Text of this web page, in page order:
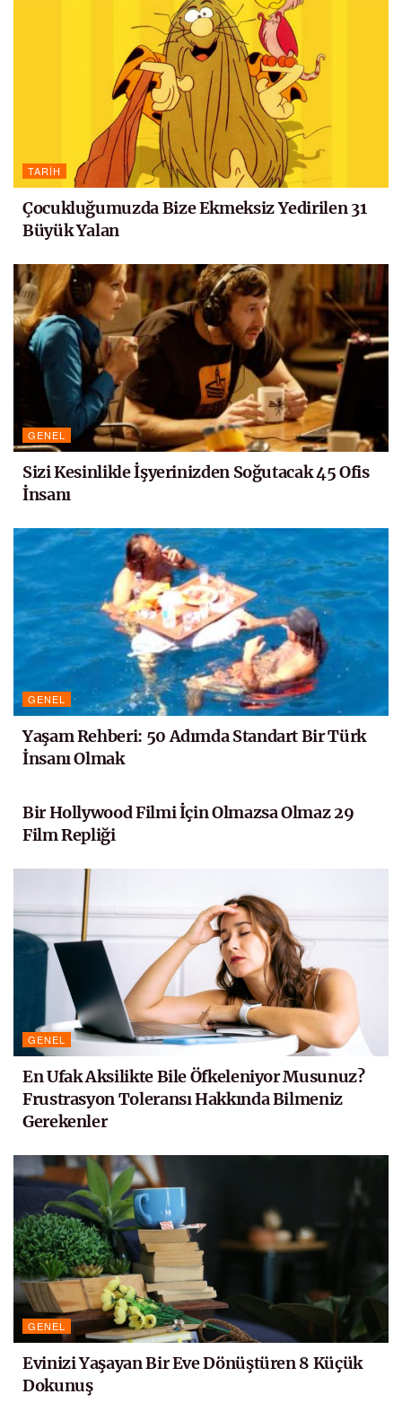
TARIH
Çocukluğumuzda Bize Ekmeksiz Yedirilen 31
Büyük Yalan
GENEL
Sizi Kesinlikle İşyerinizden Soğutacak 45 Ofis
İnsanı
GENEL
Yaşam Rehberi: 50 Adımda Standart Bir Türk
İnsanı Olmak
Bir Hollywood Filmi İçin Olmazsa Olmaz 29
Film Repliği
GENEL
En Ufak Aksilikte Bile Öfkeleniyor Musunuz?
Frustrasyon Toleransı Hakkında Bilmeniz
Gerekenler
GENEL
Evinizi Yaşayan Bir Eve Dönüştüren 8 Küçük
Dokunuş